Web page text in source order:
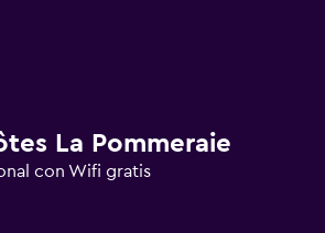
La Pommeraie
con Wifi gratis